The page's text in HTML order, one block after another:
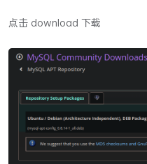
点击 download 下载